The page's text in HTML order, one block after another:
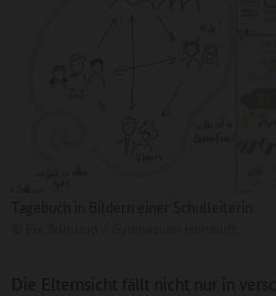
Die Elternsicht fällt nicht nur in